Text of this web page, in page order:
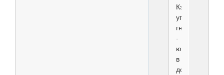
Кэнди
упорно
гнездится
-
ютится
в
домике